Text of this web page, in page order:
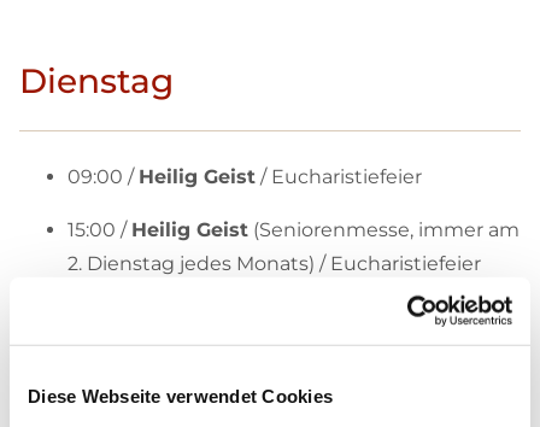
Diese Webseite verwendet Cookies
Dienstag
09:00 / Heilig Geist / Eucharistiefeier
15:00 / Heilig Geist (Seniorenmesse, immer am
2. Dienstag jedes Monats) / Eucharistiefeier
(Hagenstraße 39, 14193
Berlin) / Eucharistiefeier
17:30 /St. Canisius/ Anbetung